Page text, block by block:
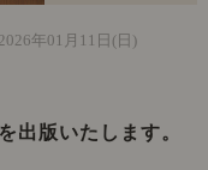
年01月11日(日)
出版いたします。